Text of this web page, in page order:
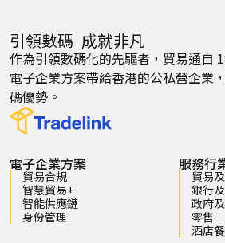
引領數碼 成就非凡
作為引領數碼化的先驅者，貿易通自
電子企業方案帶給香港的公私營企業
碼優勢。
電子企業方案
貿易合規
智慧貿易+
智能供應鏈
身份管理
服務行
貿易
銀行
政府
零售
酒店